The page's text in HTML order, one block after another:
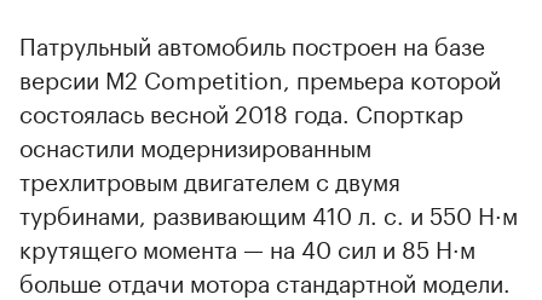
Патрульный автомобиль построен на базе
версии M2 Competition, премьера которой
состоялась весной 2018 года. Спорткар
оснастили модернизированным
трехлитровым двигателем с двумя
турбинами, развивающим 410 л. с. и 550 Н·м
крутящего момента — на 40 сил и 85 Н·м
больше отдачи мотора стандартной модели.